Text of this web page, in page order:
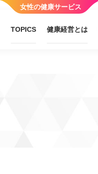
TOPICS 健康経営とは
女性の健康サービス